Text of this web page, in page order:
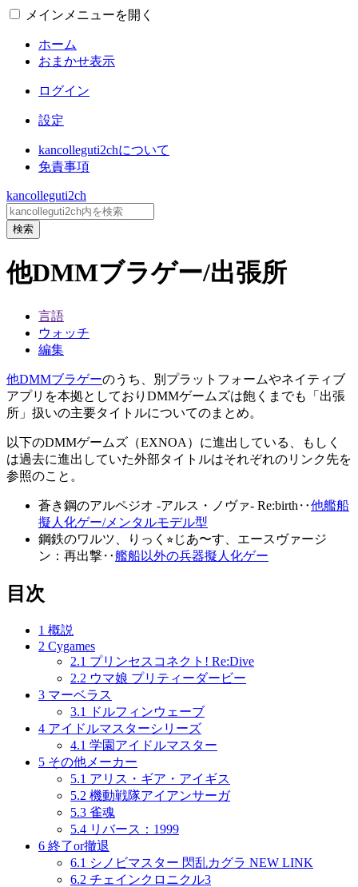
メインメニューを開く
ホーム
おまかせ表示
ログイン
設定
kancolleguti2chについて
免責事項
kancolleguti2ch
検索
他DMMブラゲー/出張所
言語
ウォッチ
編集
他DMMブラゲーのうち、別プラットフォームやネイティブ
アプリを本拠としておりDMMゲームズは飽くまでも「出張
所」扱いの主要タイトルについてのまとめ。
以下のDMMゲームズ（EXNOA）に進出している、もしく
は過去に進出していた外部タイトルはそれぞれのリンク先を
参照のこと。
蒼き鋼のアルペジオ -アルス・ノヴァ- Re:birth‥他艦船
擬人化ゲー/メンタルモデル型
鋼鉄のワルツ、りっく⭐︎じあ〜す、エースヴァージ
ン：再出撃‥艦船以外の兵器擬人化ゲー
目次
1 概説
2 Cygames
2.1 プリンセスコネクト! Re:Dive
2.2 ウマ娘 プリティーダービー
3 マーベラス
3.1
ドルフィンウェーブ
4 アイドルマスターシリーズ
4.1 学園アイドルマスター
5 その他メーカー
5.1 アリス・ギア・アイギス
5.2 機動戦隊アイアンサーガ
5.3 雀魂
5.4 リバース：1999
6 終了or撤退
6.1 シノビマスター 閃乱カグラ NEW LINK
6.2 チェインクロニクル3